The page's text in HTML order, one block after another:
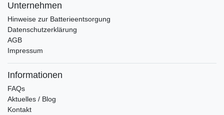
Unternehmen
Hinweise zur Batterieentsorgung
Datenschutzerklärung
AGB
Impressum
Informationen
FAQs
Aktuelles / Blog
Kontakt